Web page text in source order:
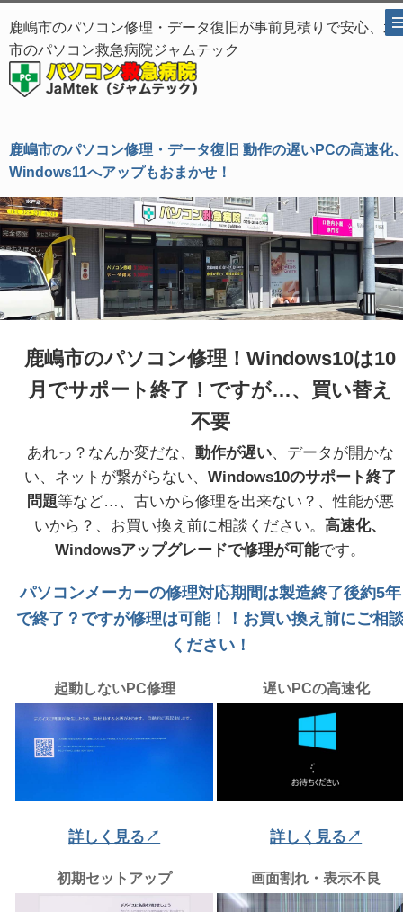
鹿嶋市のパソコン修理・データ復旧が事前見積りで安心、水
市のパソコン救急病院ジャムテック
鹿嶋市のパソコン修理・データ復旧 動作の遅いPCの高速化
Windows11へアップもおまかせ！
鹿嶋市のパソコン修理！Windows10は10
月でサポート終了！ですが…、買い替え
不要
あれっ？なんか変だな、 動作が遅い、データが開かな
い、ネットが繋がらない、 Windows10のサポート終了
問題等など…、古いから修理を出来ない？、性能が悪
いから？、お買い換え前に相談ください。高速化、
Windowsアップグレードで修理が可能です。
パソコンメーカーの修理対応期間は製造終了後約5年
で終了？ですが修理は可能！！お買い換え前にご相
ください！
起動しないPC修理
詳しく見る↗
遅いPCの高速化
詳しく見る↗
初期セットアップ 画面割れ・表示不良